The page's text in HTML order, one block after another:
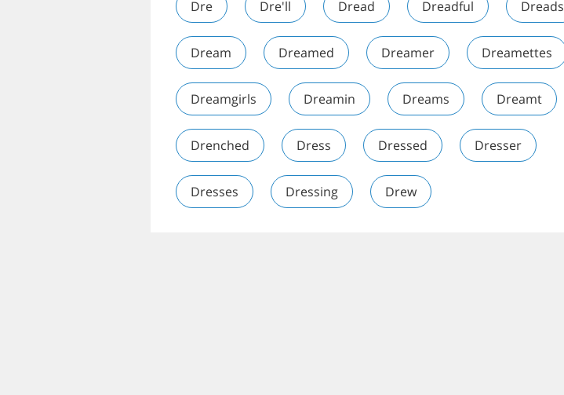
Dre Dre'll Dread Dreadful Dreads
Dream Dreamed Dreamer Dreamettes
Dreamgirls Dreamin Dreams Dreamt
Drenched Dress Dressed Dresser
Dresses Dressing Drew